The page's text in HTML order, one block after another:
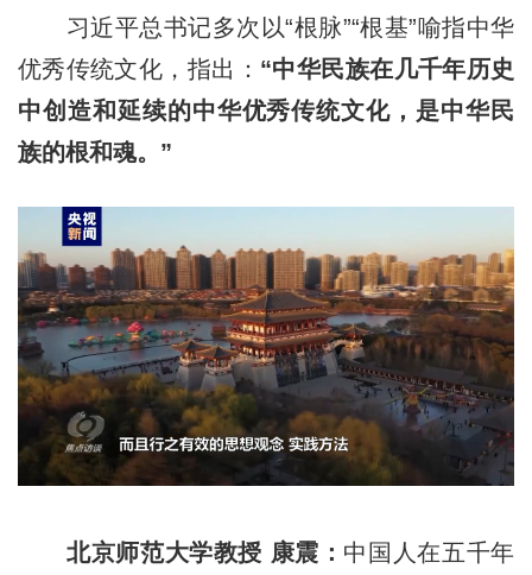
习近平总书记多次以“根脉”“根基”喻指中华
优秀传统文化，指出： “中华民族在几千年历史
中创造和延续的中华优秀传统文化，是中华民
族的根和魂。”
北京师范大学教授 康震： 中国人在五千年